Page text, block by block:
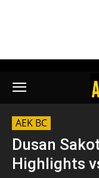
AEK BC
Dusan
Highlights